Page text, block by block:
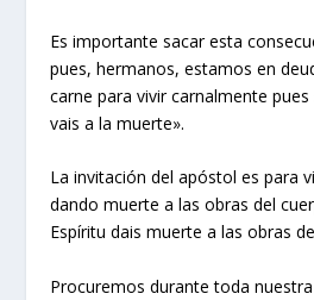
Es importante sacar esta
pues, hermanos, estamos en
carne para vivir carnalmente
vais a la muerte».
La invitación del apóstol es para
dando muerte a las obras del
Espíritu dais muerte a las obras
Procuremos durante toda